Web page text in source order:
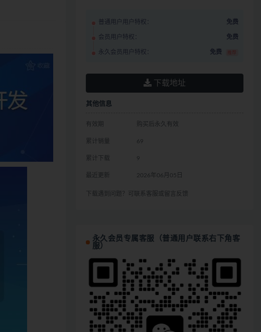
普通用户用户特权： 免费
会员用户特权： 免费
永久会员用户特权： 免费 推荐
下载地址
其他信息
有效期 购买后永久有效
累计销量 69
累计下载 9
最近更新 2026年06月05日
下载遇到问题？可联系客服或留言反馈
永久会员专属客服（普通用户联系右下角客
服）